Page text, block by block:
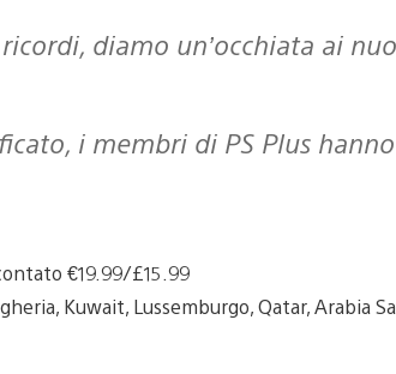
€19.99/£15.99
Kuwait, Lussemburgo, Qatar, Arabia